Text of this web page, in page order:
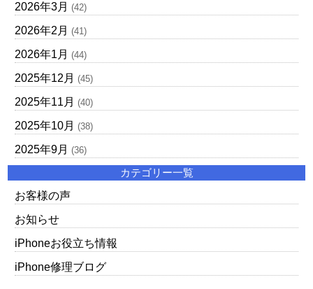
2026年3月 (42)
2026年2月 (41)
2026年1月 (44)
2025年12月 (45)
2025年11月 (40)
2025年10月 (38)
2025年9月 (36)
カテゴリー一覧
お客様の声
お知らせ
iPhoneお役立ち情報
iPhone修理ブログ